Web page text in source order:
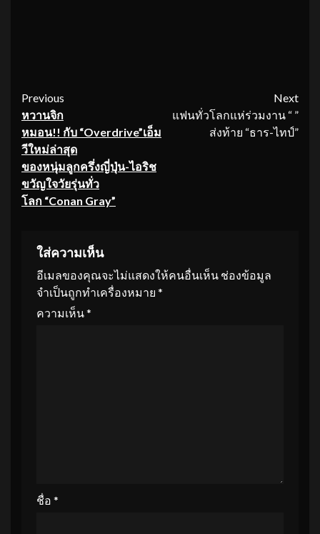
Continue
Reading
Previous
หวานจิก
หมอน!! กับ “Overdrive”เอ็ม
วีใหม่ล่าสุด
ของหนุ่มลูกครึ่งญี่ปุ่น-ไอริช
ขวัญใจวัยรุ่นทั่ว
โลก “Conan Gray”
Next
แฟนทั่วโลกแห่ร่วมงาน “ ”
ส่งท้าย “ธาร-ไทป์”
ใส่ความเห็น
อีเมลของคุณจะไม่แสดงให้คนอื่นเห็น ช่องข้อมูล
จำเป็นถูกทำเครื่องหมาย *
ความเห็น*
ชื่อ *